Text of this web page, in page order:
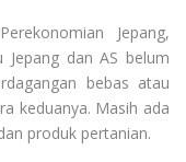
Jepang,
dan AS belum
bebas atau
keduanya. Masih ada
produk pertanian.